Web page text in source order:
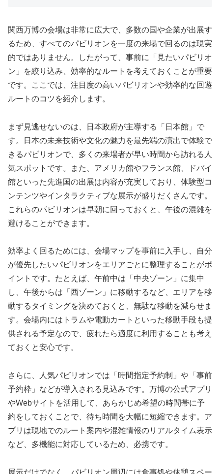
関西万博の会場は非常に広大で、多数の国や企業が出展す
るため、すべてのパビリオンを一度の来場で回るのは現実
的ではありません。したがって、事前に「見たいパビリオ
ン」を絞り込み、効率的なルートを考えておくことが重要
です。ここでは、注目度の高いパビリオンや効率的な回遊
ルートのコツを紹介します。
まず見逃せないのは、日本政府が主導する「日本館」で
す。日本の未来技術や文化の魅力を最先端の演出で体験で
きるパビリオンで、多くの来場者が早い時間から訪れる人
気スポットです。また、アメリカ館やフランス館、ドバイ
館といった先進国の出展は内容が充実しており、体験型コ
ンテンツやインタラクティブな展示が盛りだくさんです。
これらのパビリオンは早朝に回っておくと、午後の混雑を
避けることができます。
効率よく回るためには、会場マップを事前に入手し、自分
が優先したいパビリオンをエリアごとに整理することがポ
イントです。たとえば、午前中は「中央ゾーン」に集中
し、午後からは「西ゾーン」に移動するなど、エリアを移
動するタイミングを決めておくと、無駄な移動を減らせま
す。会場内にはトラムや電動カートといった移動手段も提
供される予定なので、疲れたら適度に利用することも考え
ておくと安心です。
さらに、人気パビリオンでは「時間指定予約制」や「事前
予約枠」などが導入される見込みです。万博の公式アプリ
やWebサイトを活用して、あらかじめ希望の時間帯に予
約をしておくことで、待ち時間を大幅に短縮できます。ア
プリは現地でのルート案内や混雑情報のリアルタイム表示
など、多機能に対応しているため、必携です。
展示だけでなく、パビリオン周辺には食事処や休憩スペー